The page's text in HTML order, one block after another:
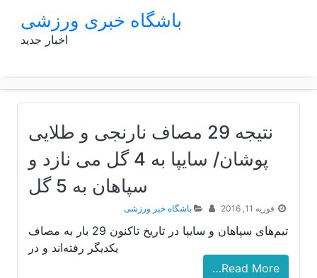
باشگاه خبری ورزشی
اخبار جدید
نتیجه 29 مصاف نارنجی و طلایی
پوشان/ سایپا به 4 گل می نازد و
سپاهان به 5 گل
فوریه 11, 2016 باشگاه خبر ورزشی
تیم‌های سپاهان و سایپا در تاریخ تاکنون 29 بار به مصاف
یکدیگر رفته‌اند و در
Read More…